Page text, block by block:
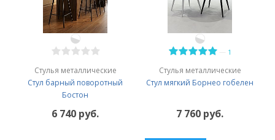
Стулья металлические
Стул барный поворотный
Бостон
6 740 руб.
1
Стулья металлические
Стул мягкий Борнео гобелен
7 760 руб.